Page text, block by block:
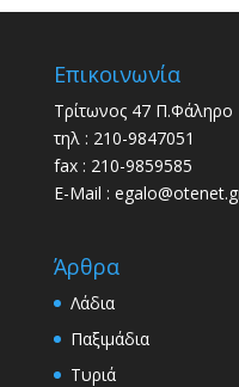
Επικοινωνία
Τρίτωνος 47 Π.Φάληρο
τηλ : 210-9847051
fax : 210-9859585
E-Mail :
Άρθρα
Λάδια
Παξιμάδια
Τυριά